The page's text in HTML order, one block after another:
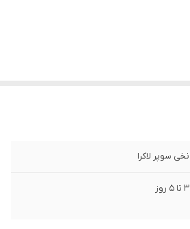
نخی سوپر لاکرا
٣ تا ۵ روز